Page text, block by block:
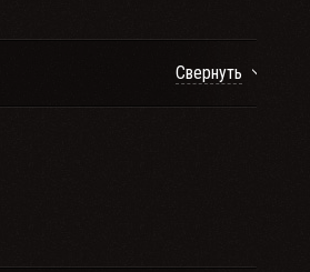
Свернуть